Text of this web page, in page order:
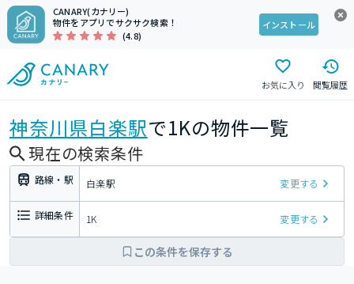
CANARY(カナリー)
物件をアプリでサクサク検索！
(4.8)
インストール
お気に入り 閲覧履歴
神奈川県白楽駅で1Kの物件一覧
現在の検索条件
路線・駅 白楽駅 変更する
詳細条件 1K 変更する
この条件を保存する